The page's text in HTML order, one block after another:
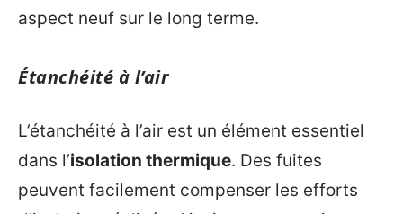
aspect neuf sur le long terme.
Étanchéité à l’air
L’étanchéité à l’air est un élément essentiel
dans l’isolation thermique. Des fuites
peuvent facilement compenser les efforts